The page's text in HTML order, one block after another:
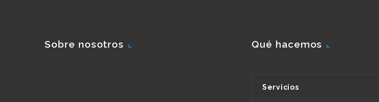
Sobre nosotros Qué hacemos
Servicios